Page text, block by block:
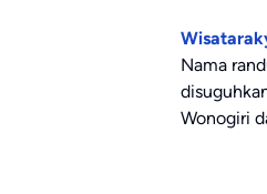
Nama
Wonogiri